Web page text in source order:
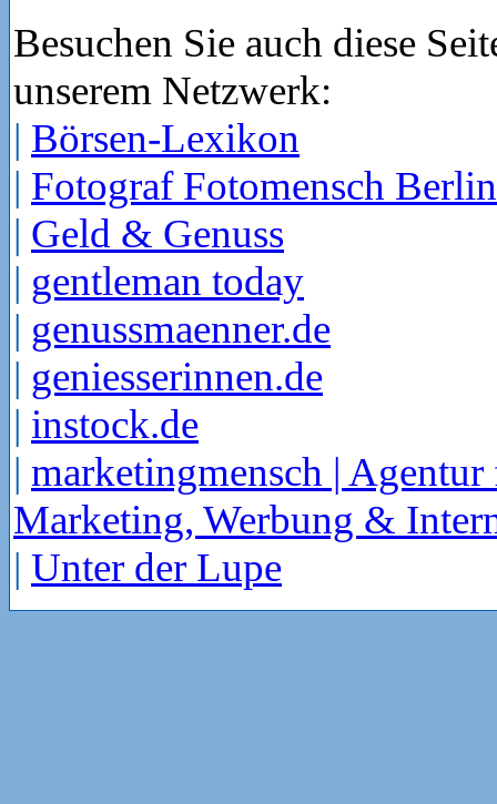
Besuchen Sie auch diese
unserem Netzwerk:
| Börsen-Lexikon
| Fotograf Fotomensch Berlin
| Geld & Genuss
| gentleman today
| genussmaenner.de
| geniesserinnen.de
| instock.de
| marketingmensch | Agentur
Marketing, Werbung &
| Unter der Lupe